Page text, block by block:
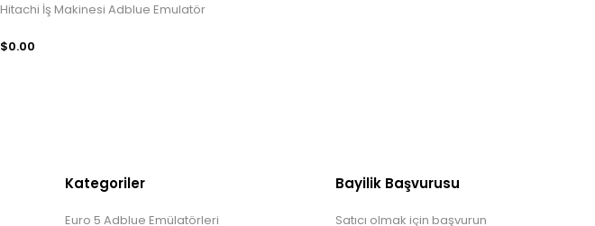
Hitachi İş Makinesi Adblue Emulatör
$0.00
Kategoriler
Euro 5 Adblue Emülatörleri
Bayilik Başvurusu
Satıcı olmak için başvurun